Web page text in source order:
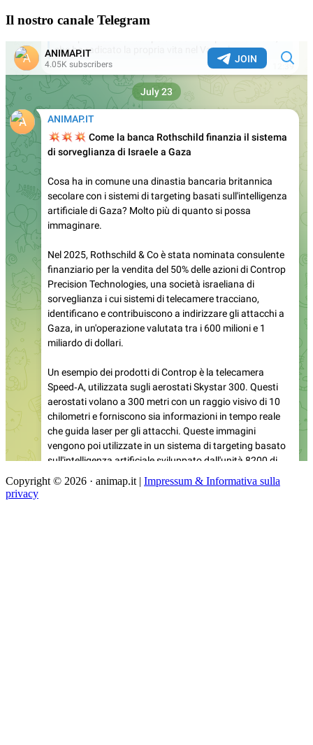
Il nostro canale Telegram
Copyright © 2026 · animap.it | Impressum & Informativa sulla
privacy